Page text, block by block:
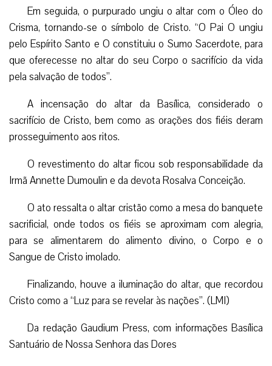
O ato ressalta o altar cristão como a mesa do banquete
sacrificial, onde todos os fiéis se aproximam com alegria,
para se alimentarem do alimento divino, o Corpo e o
Sangue de Cristo imolado.
Cristo como a “Luz para se revelar às nações”. (LMI)
Da redação Gaudium Press, com informações Basílica
FacebookTwitterWhatsApp
Email